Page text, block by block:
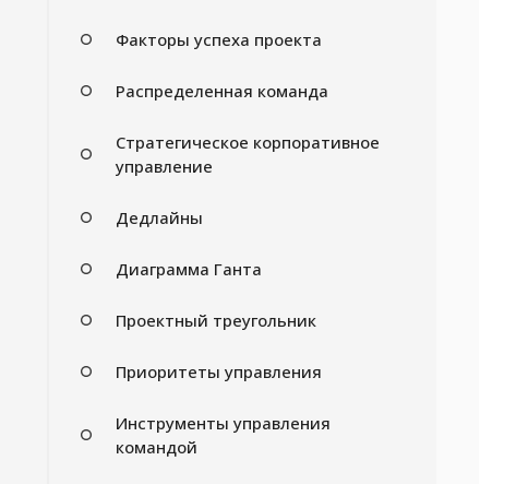
Факторы успеха проекта
Распределенная команда
Стратегическое корпоративное
управление
Дедлайны
Диаграмма Ганта
Проектный треугольник
Приоритеты управления
Инструменты управления
командой